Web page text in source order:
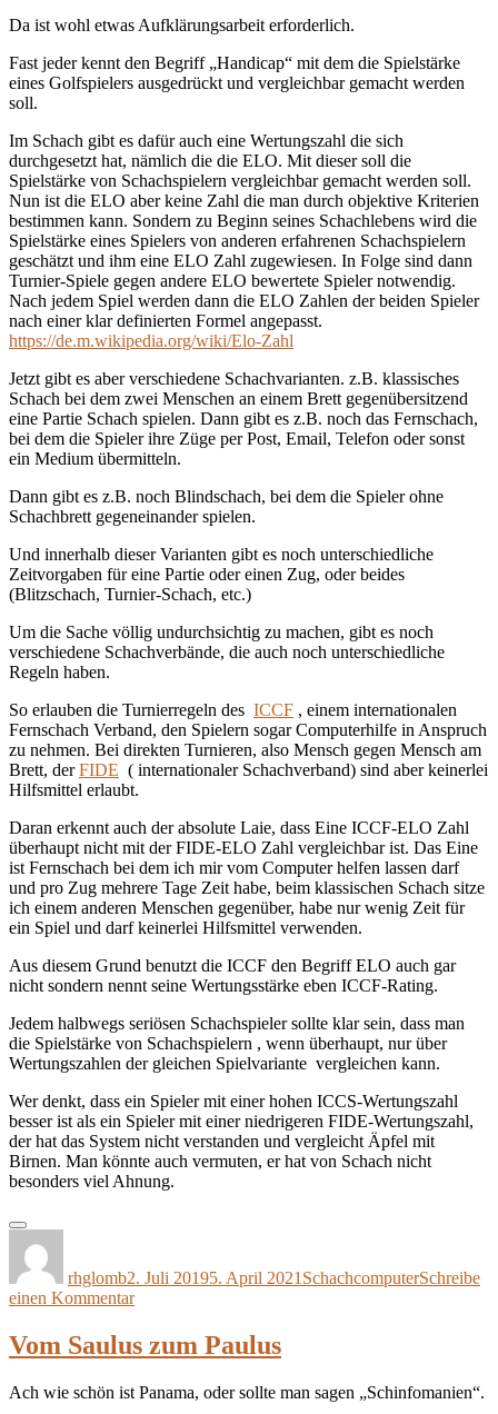
Da ist wohl etwas Aufklärungsarbeit erforderlich.
Fast jeder kennt den Begriff „Handicap“ mit dem die Spielstärke
eines Golfspielers ausgedrückt und vergleichbar gemacht werden
soll.
Im Schach gibt es dafür auch eine Wertungszahl die sich
durchgesetzt hat, nämlich die die ELO. Mit dieser soll die
Spielstärke von Schachspielern vergleichbar gemacht werden soll.
Nun ist die ELO aber keine Zahl die man durch objektive Kriterien
bestimmen kann. Sondern zu Beginn seines Schachlebens wird die
Spielstärke eines Spielers von anderen erfahrenen Schachspielern
geschätzt und ihm eine ELO Zahl zugewiesen. In Folge sind dann
Turnier-Spiele gegen andere ELO bewertete Spieler notwendig.
Nach jedem Spiel werden dann die ELO Zahlen der beiden Spieler
nach einer klar definierten Formel angepasst.
https://de.m.wikipedia.org/wiki/Elo-Zahl
Jetzt gibt es aber verschiedene Schachvarianten. z.B. klassisches
Schach bei dem zwei Menschen an einem Brett gegenübersitzend
eine Partie Schach spielen. Dann gibt es z.B. noch das Fernschach,
bei dem die Spieler ihre Züge per Post, Email, Telefon oder sonst
ein Medium übermitteln.
Dann gibt es z.B. noch Blindschach, bei dem die Spieler ohne
Schachbrett gegeneinander spielen.
Und innerhalb dieser Varianten gibt es noch unterschiedliche
Zeitvorgaben für eine Partie oder einen Zug, oder beides
(Blitzschach, Turnier-Schach, etc.)
Um die Sache völlig undurchsichtig zu machen, gibt es noch
verschiedene Schachverbände, die auch noch unterschiedliche
Regeln haben.
So erlauben die Turnierregeln des ICCF , einem internationalen
Fernschach Verband, den Spielern sogar Computerhilfe in Anspruch
zu nehmen. Bei direkten Turnieren, also Mensch gegen Mensch am
Brett, derFIDE ( internationaler Schachverband) sind aber keinerlei
Hilfsmittel erlaubt.
Daran erkennt auch der absolute Laie, dass Eine ICCF-ELO Zahl
überhaupt nicht mit der FIDE-ELO Zahl vergleichbar ist. Das Eine
ist Fernschach bei dem ich mir vom Computer helfen lassen darf
und pro Zug mehrere Tage Zeit habe, beim klassischen Schach sitze
ich einem anderen Menschen gegenüber, habe nur wenig Zeit für
ein Spiel und darf keinerlei Hilfsmittel verwenden.
Aus diesem Grund benutzt die ICCF den Begriff ELO auch gar
nicht sondern nennt seine Wertungsstärke eben ICCF-Rating.
Jedem halbwegs seriösen Schachspieler sollte klar sein, dass man
die Spielstärke von Schachspielern , wenn überhaupt, nur über
Wertungszahlen der gleichen Spielvariante vergleichen kann.
Wer denkt, dass ein Spieler mit einer hohen ICCS-Wertungszahl
besser ist als ein Spieler mit einer niedrigeren FIDE-Wertungszahl,
der hat das System nicht verstanden und vergleicht Äpfel mit
Birnen. Man könnte auch vermuten, er hat von Schach nicht
besonders viel Ahnung.
rhglomb2. Juli 20195. April 2021 SchachcomputerSchreibe
einen Kommentarzu
Birnen
ELO
Vom Saulus zum Paulus
Ach wie schön ist Panama, oder sollte man sagen „Schinfomanien“.